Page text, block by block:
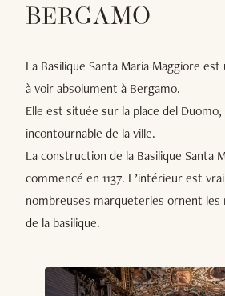
BERGAMO
La Basilique Santa Maria Maggiore
à voir absolument à Bergamo.
Elle est située sur la place del
incontournable de la ville.
La construction de la Basilique Santa
commencé en 1137. L’intérieur est
nombreuses marqueteries ornent les
de la basilique.